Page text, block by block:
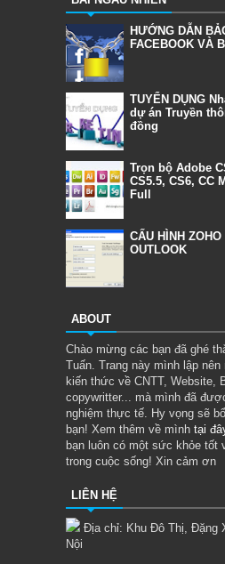
HƯỚNG DẪN
FACEBOOK VÀ
TUYỂN DỤNG
dự án Truyền
đồng
Trọn bộ Adobe
CS5.5, CS6, CC
Full
CẤU HÌNH
OUTLOOK
ABOUT
Chào mừng các bạn đã ghé
Tuấn. Trang này mình lập
kiến thức về CNTT, Website,
copywritter... mà mình đã
nghiệm thực tế. Hy vọng sẽ
bạn! Xem thêm về mình tại
bạn luôn có một sức khỏe tốt
trong cuộc sống! Xin cảm ơn
LIÊN HỆ
Địa chỉ: Khu Đô Thị, Đặng
Nội